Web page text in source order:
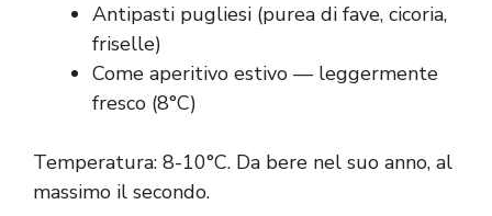
Antipasti pugliesi (purea di fave, cicoria,
friselle)
Come aperitivo estivo — leggermente
fresco (8°C)
Temperatura: 8-10°C. Da bere nel suo anno, al
massimo il secondo.